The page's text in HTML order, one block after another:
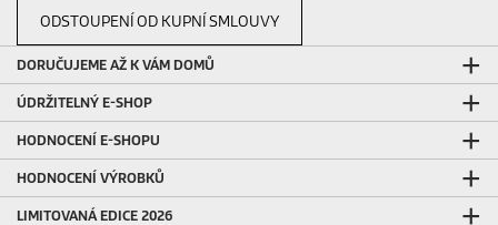
ODSTOUPENÍ OD KUPNÍ SMLOUVY
DORUČUJEME AŽ K VÁM DOMŮ
ÚDRŽITELNÝ E-SHOP
HODNOCENÍ E-SHOPU
HODNOCENÍ VÝROBKŮ
LIMITOVANÁ EDICE 2026